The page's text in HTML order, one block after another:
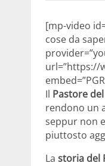
[mp-video
cose da
url=”https://
Il Pastore
rendono un
seppur non
piuttosto
La storia del